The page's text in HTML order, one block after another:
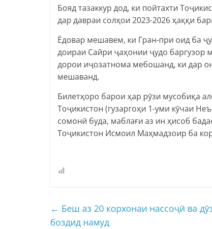
Бояд тазаккур дод, ки пойтахти
дар давраи солҳои 2023-2026 ҳаққи
Ёдовар мешавем, ки Гран-при оид ба
доираи Сайри ҷаҳонии ҷудо
дорои иҷозатнома мебошанд, ки дар
мешаванд.
Билетҳоро барои ҳар рӯзи мусобиқа
Тоҷикистон (гузаргоҳи 1-уми кӯчаи
сомонӣ буда, маблағи аз ин ҳисоб
Тоҷикистон Исмоил Маҳмадзоир ба
← Беш аз 20 корхонаи нассоҷӣ ва
боздид намуд